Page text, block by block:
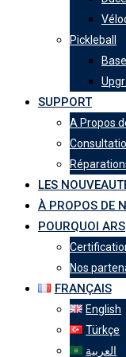
Pickleball
Base
SUPPORT
A Propos
LES
À PROPOS DE
POURQUOI ARS
Nos
FRANÇAIS
English
Türkçe
العربية